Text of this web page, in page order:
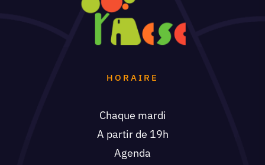
HORAIRE
Chaque mardi
A partir de 19h
Agenda